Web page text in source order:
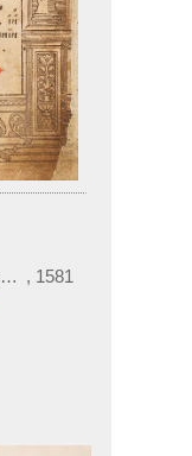
i novago saveta.
, 1581